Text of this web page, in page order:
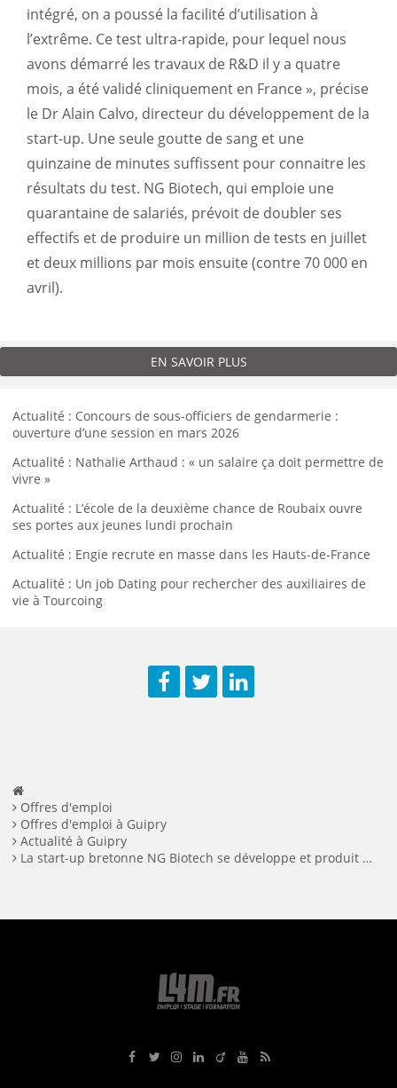
intégré, on a poussé la facilité d’utilisation à
l’extrême. Ce test ultra-rapide, pour lequel nous
avons démarré les travaux de R&D il y a quatre
mois, a été validé cliniquement en France », précise
le Dr Alain Calvo, directeur du développement de la
start-up. Une seule goutte de sang et une
quinzaine de minutes suffissent pour connaitre les
résultats du test. NG Biotech, qui emploie une
quarantaine de salariés, prévoit de doubler ses
effectifs et de produire un million de tests en juillet
et deux millions par mois ensuite (contre 70 000 en
avril).
EN SAVOIR PLUS
Actualité : Concours de sous-officiers de gendarmerie :
ouverture d’une session en mars 2026
Actualité : Nathalie Arthaud : « un salaire ça doit permettre de
vivre »
Actualité : L’école de la deuxième chance de Roubaix ouvre
ses portes aux jeunes lundi prochain
Actualité : Engie recrute en masse dans les Hauts-de-France
Actualité : Un job Dating pour rechercher des auxiliaires de
vie à Tourcoing
Offres d'emploi
Offres d'emploi à Guipry
Actualité à Guipry
La start-up bretonne NG Biotech se développe et produit des tests de dépistage du Covid-19